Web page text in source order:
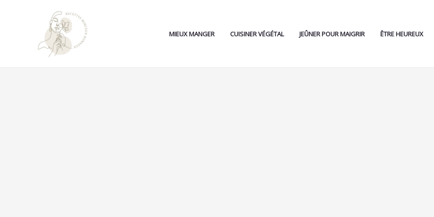
MIEUX MANGER CUISINER VÉGÉTAL JEÛNER POUR MAIGRIR ÊTRE HEUREUX